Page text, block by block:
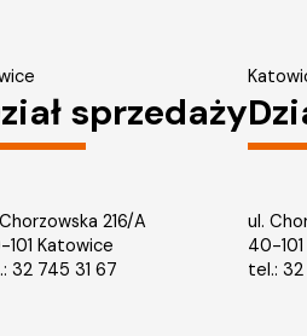
sprzedaży
216/A
Katowice
32 745 31 67
ul.
40-
tel.: